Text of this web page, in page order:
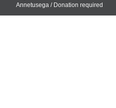
Annetusega / Donation required